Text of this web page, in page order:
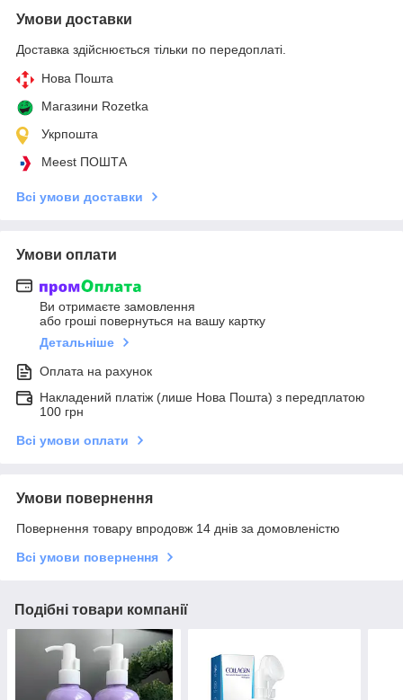
Умови доставки
Доставка здійснюється тільки по передоплаті.
Нова Пошта
Магазини Rozetka
Укрпошта
Meest ПОШТА
Всі умови доставки
Умови оплати
Ви отримаєте замовлення
або гроші повернуться на вашу картку
Детальніше
Оплата на рахунок
Накладений платіж (лише Нова Пошта) з передплатою
100 грн
Всі умови оплати
Умови повернення
Повернення товару впродовж 14 днів за домовленістю
Всі умови повернення
Подібні товари компанії